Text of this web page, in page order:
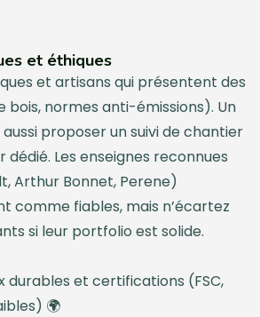
et éthiques
et artisans qui présentent des
bois, normes anti-émissions). Un
proposer un suivi de chantier
Les enseignes reconnues
Arthur Bonnet, Perene)
comme fiables, mais n’écartez
si leur portfolio est solide.
durables et certifications (FSC,
🌍